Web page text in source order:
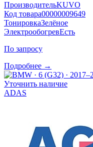
ПроизводительKUVO
Код товара00000009649
ТонировкаЗелёное
ЭлектрообогревЕсть
По запросу
Подробнее →
Уточнить наличие
ADAS